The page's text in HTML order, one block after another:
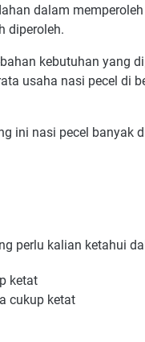
Per Bulan
Per Bulan
dalam
diperoleh.
kebutuhan yang
usaha nasi pecel di
ini nasi pecel banyak
perlu kalian ketahui
ketat
cukup ketat